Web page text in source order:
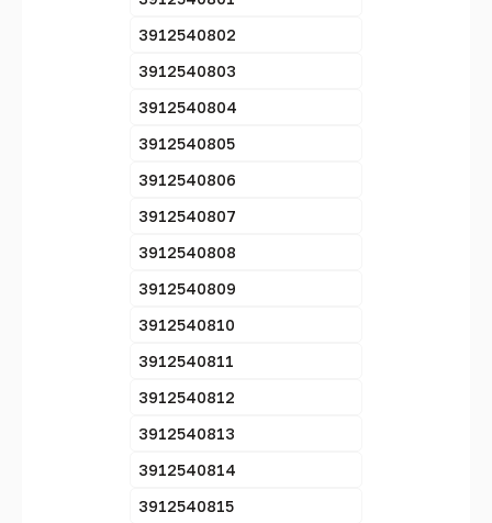
3912540802
3912540803
3912540804
3912540805
3912540806
3912540807
3912540808
3912540809
3912540810
3912540811
3912540812
3912540813
3912540814
3912540815